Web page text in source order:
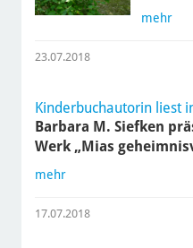
mehr
23.07.2018
Kinderbuchautorin liest
Barbara M. Siefken
Werk „Mias
mehr
17.07.2018